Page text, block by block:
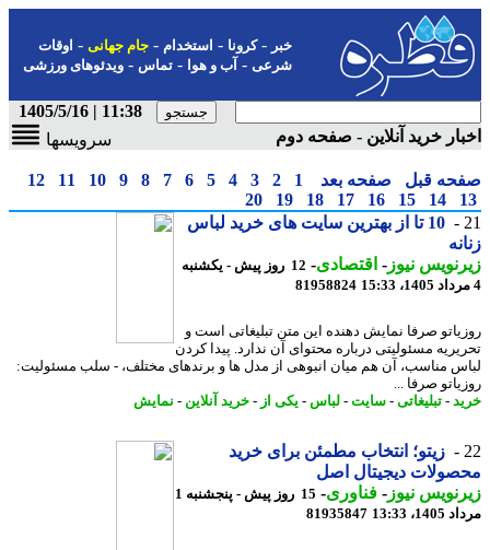
-کرونا-استخدام- جام جهانی-اوقات
شرعی-آب و هوا-تماس-ویدئوهای ورزشی
11:38 | 1405/5/16
خرید آنلاین - صفحه دوم
سرویسها
قبل صفحه بعد 1
2
3
4
5
6
7
8
9
10
11
12
14
15
16
17
18
19
20
10 تا از بهترین سایت های خرید لباس
نیوز-اقتصادی-
12 روز پیش - یکشنبه
81958824
صرفا نمایش دهنده این متن تبلیغاتی است و
مسئولیتی درباره محتوای آن ندارد. پیدا کردن
مناسب، آن هم میان انبوهی از مدل ها و برندهای مختلف، - سلب مسئولیت:
صرفا ...
- تبلیغاتی-سایت-لباس-یکی از-خرید آنلاین-نمایش
زیتو؛ انتخاب مطمئن برای خرید
دیجیتال اصل
نیوز-فناوری-
15 روز پیش - پنجشنبه 1
13:33
81935847